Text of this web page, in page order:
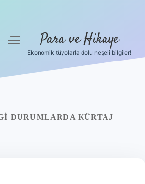
menüyü
Para ve Hikaye
Ekonomik tüyolarla dolu neşeli bilgiler!
DURUMLARDA KÜRTAJ